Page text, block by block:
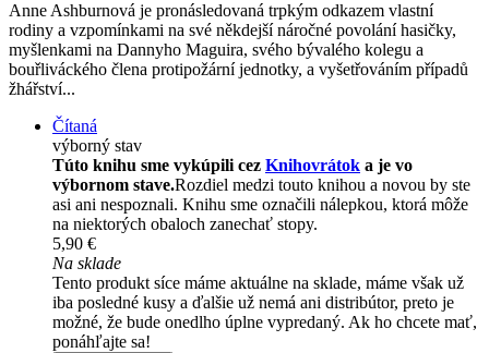
Anne Ashburnová je pronásledovaná trpkým odkazem vlastní
rodiny a vzpomínkami na své někdejší náročné povolání hasičky,
myšlenkami na Dannyho Maguira, svého bývalého kolegu a
bouřliváckého člena protipožární jednotky, a vyšetřováním případů
žhářství...
Čítaná
výborný stav
Túto knihu sme vykúpili cez Knihovrátok a je vo
výbornom stave.Rozdiel medzi touto knihou a novou by ste
asi ani nespoznali. Knihu sme označili nálepkou, ktorá môže
na niektorých obaloch zanechať stopy.
5,90 €
Na sklade
Tento produkt síce máme aktuálne na sklade, máme však už
iba posledné kusy a ďalšie už nemá ani distribútor, preto je
možné, že bude onedlho úplne vypredaný. Ak ho chcete mať,
ponáhľajte sa!